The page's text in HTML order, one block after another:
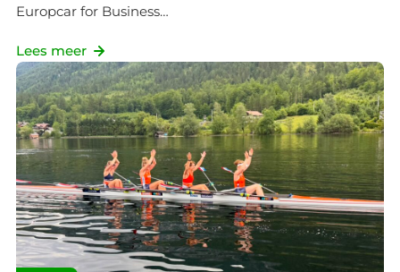
Europcar for Business…
Lees meer